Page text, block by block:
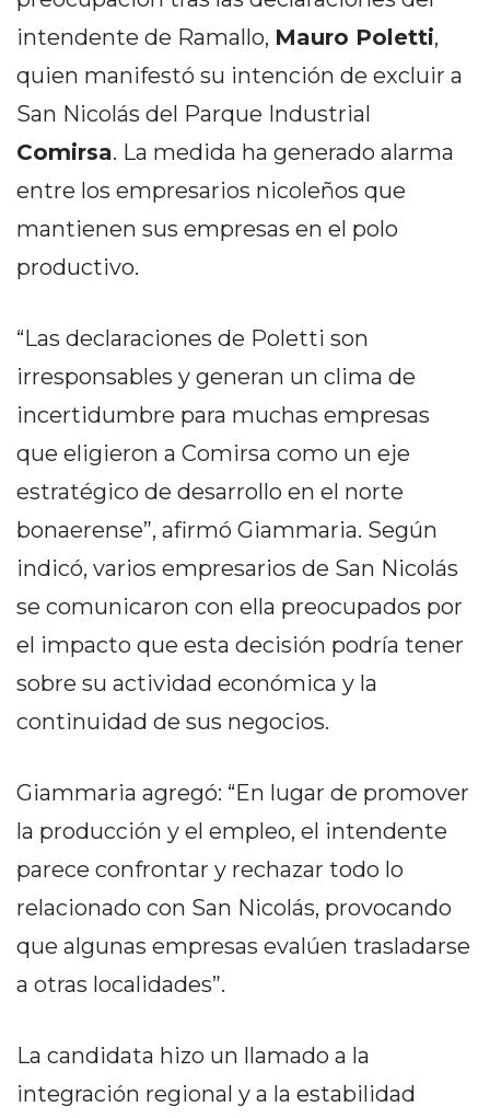
PEDIDOS POR WHATSAPP
EN ARGENTINA:
CHANGUITO.COM.AR VS
OTRAS PLATAFORMAS DE
VENTA POR WHATSAPP
CÓMO RECIBIR PEDIDOS
WHATSAPP: LA GUÍA
DEFINITIVA PARA
RESTAURANTES Y
DELIVERIES
CÓMO ORGANIZAR LOS
PEDIDOS DE DELIVERY
SE TE PIERDA NINGUNO
TÉRMINOS
Y
CONDICIONES
DE
PRIVACIDAD
DEL
DIARIO
intendente de Ramallo, Mauro Poletti,
quien manifestó su intención de excluir a
San Nicolás del Parque Industrial
Comirsa. La medida ha generado alarma
entre los empresarios nicoleños que
mantienen sus empresas en el polo
productivo.
“Las declaraciones de Poletti son
irresponsables y generan un clima de
incertidumbre para muchas empresas
que eligieron a Comirsa como un eje
estratégico de desarrollo en el norte
bonaerense”, afirmó Giammaria. Según
indicó, varios empresarios de San Nicolás
se comunicaron con ella preocupados por
el impacto que esta decisión podría tener
sobre su actividad económica y la
continuidad de sus negocios.
Giammaria agregó: “En lugar de promover
la producción y el empleo, el intendente
parece confrontar y rechazar todo lo
relacionado con San Nicolás, provocando
que algunas empresas evalúen trasladarse
a otras localidades”.
La candidata hizo un llamado a la
integración regional y a la estabilidad